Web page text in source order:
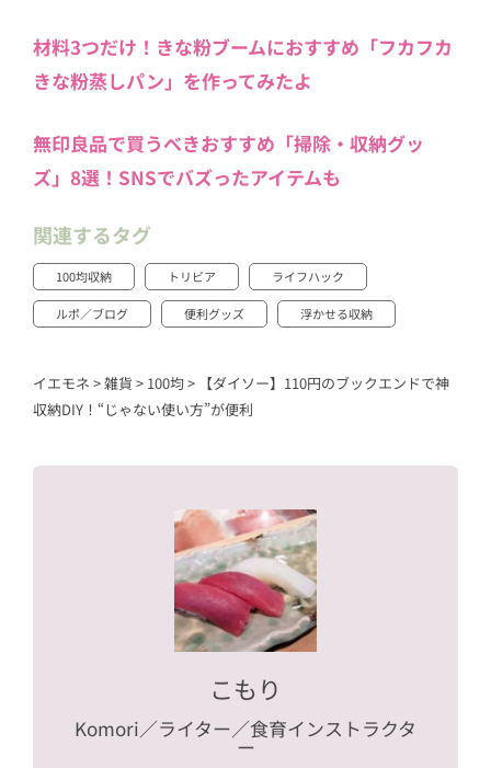
材料3つだけ！きな粉ブームにおすすめ「フカフカ
きな粉蒸しパン」を作ってみたよ
無印良品で買うべきおすすめ「掃除・収納グッ
ズ」8選！SNSでバズったアイテムも
関連するタグ
100均収納 トリビア ライフハック
ルポ／ブログ 便利グッズ 浮かせる収納
イエモネ >雑貨 > 100均> 【ダイソー】110円のブックエンドで神
収納DIY！“じゃない使い方”が便利
こもり
Komori／ライター／食育インストラクタ
ー